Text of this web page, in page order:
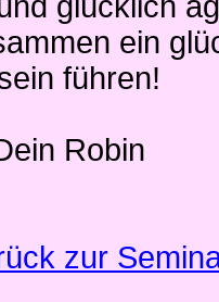
ein
führen!
Robin
zur